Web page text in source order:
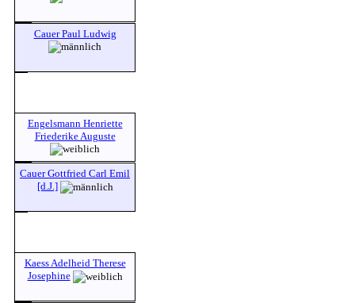
Cauer Paul Ludwig
Engelsmann Henriette
Friederike Auguste
Cauer Gottfried Carl Emil
[d.J.]
Kaess Adelheid Therese
Josephine